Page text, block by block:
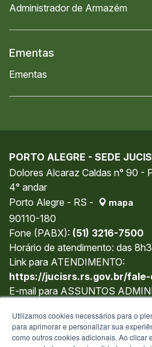
Administrador de Armazém
Ementas
Ementas
PORTO ALEGRE - SEDE
Dolores Alcaraz Caldas n° 90 -
4° andar
Porto Alegre - RS -
mapa
90110-180
Fone (PABX): (51) 3216-7500
Horário de atendimento: das
Link para ATENDIMENTO:
https://jucisrs.rs.gov.br/
E-mail para ASSUNTOS
Utilizamos cookies necessários para o
para aprimorar e personalizar sua
como outros cookies adicionais. Ao clicar